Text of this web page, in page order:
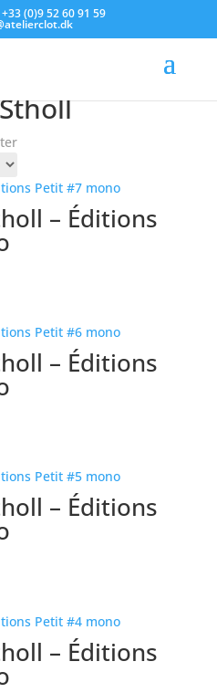
(0)9 52 60 91 59
Sorteret
seneste
– Éditions
– Éditions
– Éditions
– Éditions